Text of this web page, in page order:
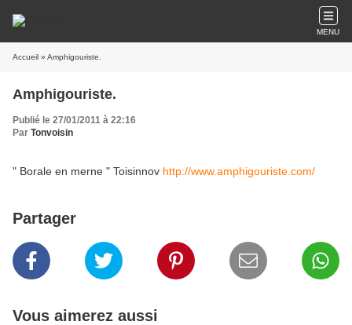
MENU
Accueil » Amphigouriste.
Amphigouriste.
Publié le 27/01/2011 à 22:16
Par Tonvoisin
" Borale en merne " Toisinnov http://www.amphigouriste.com/
Partager
Vous aimerez aussi